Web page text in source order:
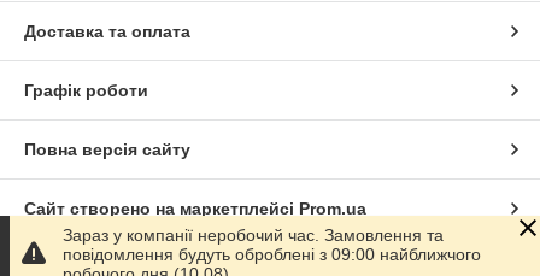
Доставка та оплата
Графік роботи
Повна версія сайту
Сайт створено на маркетплейсі Prom.ua
Політика конфіденційності
Зараз у компанії неробочий час. Замовлення та
повідомлення будуть оброблені з 09:00 найближчого